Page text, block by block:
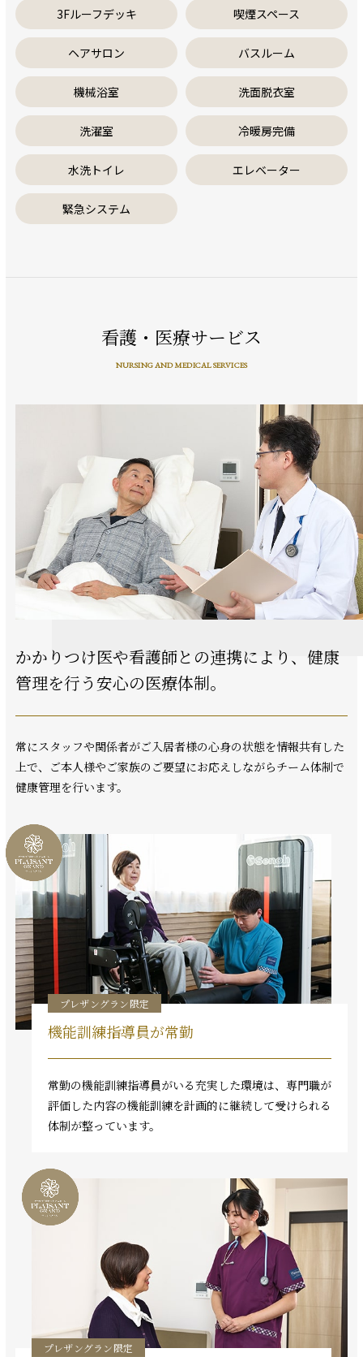
3Fルーフデッキ 喫煙スペース
ヘアサロン バスルーム
機械浴室 洗面脱衣室
洗濯室 冷暖房完備
水洗トイレ エレベーター
緊急システム
看護・医療サービス
NURSING AND MEDICAL SERVICES
かかりつけ医や看護師との連携により、 健康
管理を行う安心の医療体制。
常にスタッフや関係者がご入居者様の心身の状態を情報共有した
上で、ご本人様やご家族のご要望にお応えしながらチーム体制で
健康管理を行います。
プレザングラン限定
機能訓練指導員が常勤
常勤の機能訓練指導員がいる充実した環境は、専門職が
評価した内容の機能訓練を計画的に継続して受けられる
体制が整っています。
プレザングラン限定